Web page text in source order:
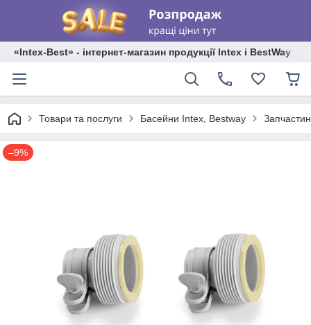
«Intex-Best» - інтернет-магазин продукції Intex і BestWay
Товари та послуги Басейни Intex, Bestway
–9%